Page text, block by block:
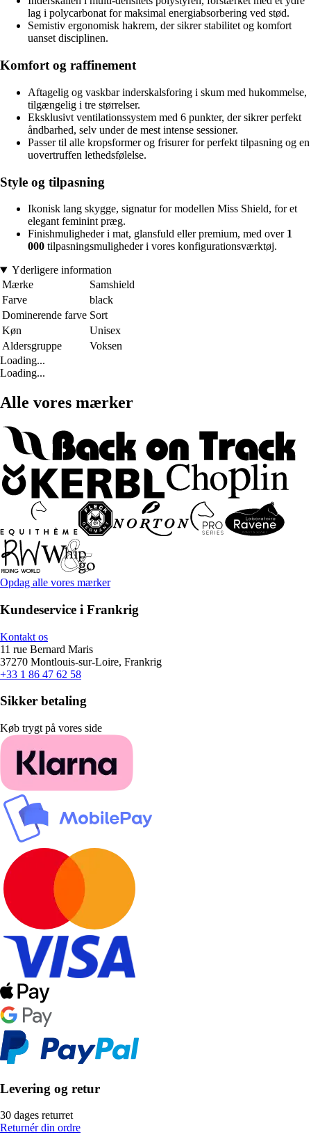
lag i polycarbonat for maksimal energiabsorbering ved stød.
Semistiv ergonomisk hakrem, der sikrer stabilitet og komfort
uanset disciplinen.
Komfort og raffinement
Aftagelig og vaskbar inderskalsforing i skum med hukommelse,
tilgængelig i tre størrelser.
Eksklusivt ventilationssystem med 6 punkter, der sikrer perfekt
åndbarhed, selv under de mest intense sessioner.
Passer til alle kropsformer og frisurer for perfekt tilpasning og en
uovertruffen lethedsfølelse.
Style og tilpasning
Ikonisk lang skygge, signatur for modellen Miss Shield, for et
elegant feminint præg.
Finishmuligheder i mat, glansfuld eller premium, med over 1
000 tilpasningsmuligheder i vores konfigurationsværktøj.
Yderligere information
Mærke
Samshield
Farve
black
Dominerende farve Sort
Køn
Unisex
Aldersgruppe
Voksen
Loading...
Loading...
Alle vores mærker
Opdag alle vores mærker
Kundeservice i Frankrig
Kontakt os
11 rue Bernard Maris
37270 Montlouis-sur-Loire, Frankrig
+33 1 86 47 62 58
Sikker betaling
Køb trygt på vores side
Levering og retur
30 dages returret
Returnér din ordre